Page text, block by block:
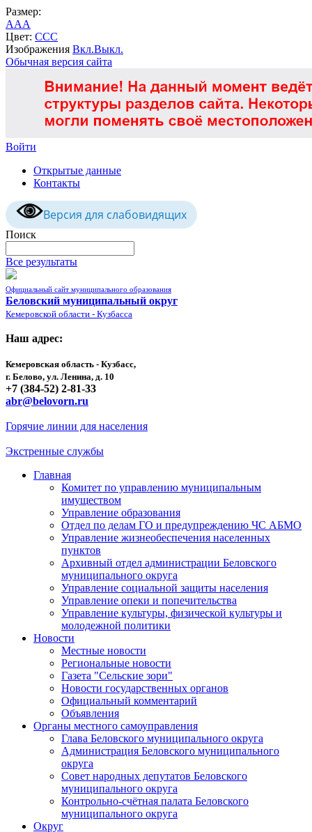
Размер:
AAA
Цвет: CCC
Изображения Вкл.Выкл.
Обычная версия сайта
Войти
Открытые данные
Контакты
Версия для слабовидящих
Поиск
Все результаты
Официальный сайт муниципального образования
Беловский муниципальный округ
Кемеровской области - Кузбасса
Наш адрес:
Кемеровская область - Кузбасс,
г. Белово, ул. Ленина, д. 10
+7 (384-52) 2-81-33
abr@belovorn.ru
Горячие линии для населения
Экстренные службы
Главная
Комитет по управлению муниципальным
имуществом
Управление образования
Отдел по делам ГО и предупреждению ЧС АБМО
Управление жизнеобеспечения населенных
пунктов
Архивный отдел администрации Беловского
муниципального округа
Управление социальной защиты населения
Управление опеки и попечительства
Управление культуры, физической культуры и
молодежной политики
Новости
Местные новости
Региональные новости
Газета "Сельские зори"
Новости государственных органов
Официальный комментарий
Объявления
Органы местного самоуправления
Глава Беловского муниципального округа
Администрация Беловского муниципального
округа
Совет народных депутатов Беловского
муниципального округа
Контрольно-счётная палата Беловского
муниципального округа
Округ